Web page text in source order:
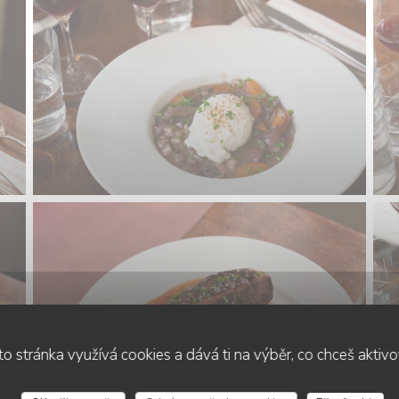
stránka využívá cookies a dává ti na výběr, co chceš